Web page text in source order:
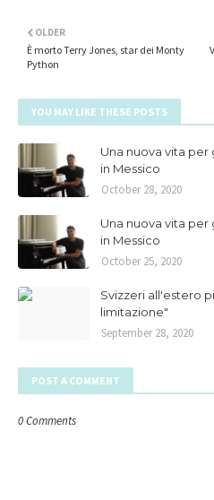
OLDER
È morto Terry Jones, star dei Monty
Python
YOU MAY LIKE THESE POSTS
Una nuova vita per
in Messico
October 28, 2020
Una nuova vita per
in Messico
October 25, 2020
Svizzeri all'estero
limitazione"
September 28, 2020
POST A COMMENT
0 Comments